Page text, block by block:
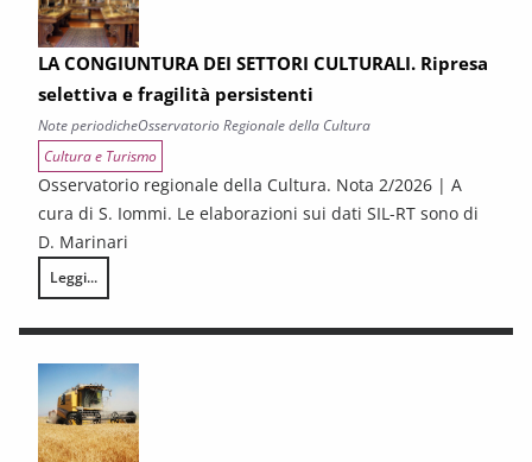
LA CONGIUNTURA DEI SETTORI CULTURALI. Ripresa
selettiva e fragilità persistenti
Note periodicheOsservatorio Regionale della Cultura
Cultura e Turismo
Osservatorio regionale della Cultura. Nota 2/2026 | A
cura di S. Iommi. Le elaborazioni sui dati SIL-RT sono di
D. Marinari
Leggi...
LA CONGIUNTURA DEI SETTORI CULTURALI. Ripresa selettiva e